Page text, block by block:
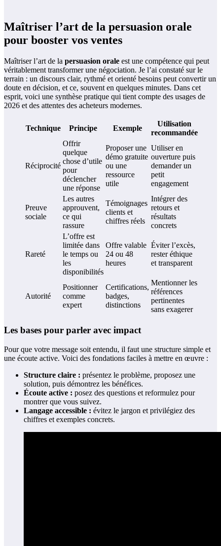
Maîtriser l’art de la persuasion orale
pour booster vos ventes
Maîtriser l’art de la persuasion orale est une compétence qui peut
véritablement transformer une négociation. Je l’ai constaté sur le
terrain : un discours clair, rythmé et orienté besoins peut convertir un
doute en décision, et ce, souvent en quelques minutes. Dans cet
esprit, voici une synthèse pratique qui tient compte des usages de
2026 et des attentes des acheteurs modernes.
Technique Principe Exemple
Utilisation
recommandée
Réciprocité
Offrir
quelque
chose d’utile
pour
déclencher
une réponse
Proposer une
démo gratuite
ou une
ressource
utile
Utiliser en
ouverture puis
demander un
petit
engagement
Preuve
sociale
Les autres
approuvent,
ce qui
rassure
Témoignages
clients et
chiffres réels
Intégrer des
retours et
résultats
concrets
Rareté
L’offre est
limitée dans
le temps ou
les
disponibilités
Offre valable
24 ou 48
heures
Éviter l’excès,
rester éthique
et transparent
Autorité
Positionner
comme
expert
Certifications,
badges,
distinctions
Mentionner les
références
pertinentes
sans exagerer
Les bases pour parler avec impact
Pour que votre message soit entendu, il faut une structure simple et
une écoute active. Voici des fondations faciles à mettre en œuvre :
Structure claire : présentez le problème, proposez une
solution, puis démontrez les bénéfices.
Écoute active : posez des questions et reformulez pour
montrer que vous suivez.
Langage accessible : évitez le jargon et privilégiez des
chiffres et exemples concrets.